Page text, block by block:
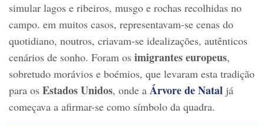
simular lagos e ribeiros, musgo e rochas recolhidas no
campo. em muitos casos, representavam-se cenas do
quotidiano, noutros, criavam-se idealizações, autênticos
cenários de sonho. Foram os imigrantes europeus,
sobretudo morávios e boémios, que levaram esta tradição
para os Estados Unidos, onde a Árvore de Natal já
começava a afirmar-se como símbolo da quadra.